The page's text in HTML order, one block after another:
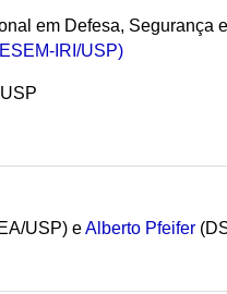
em Defesa, Segurança
IRI/USP)
USP) eAlberto Pfeifer